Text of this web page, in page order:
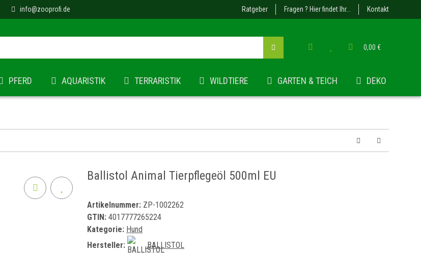
Ratgeber Fragen ? Hier findet Ihr... Kontakt
info@zooprofi.de
0,00 €
PFERD AQUARISTIK TERRARISTIK WILDTIERE GARTEN & TEICH DEKO
Ballistol Animal Tierpflegeöl 500ml EU
Artikelnummer: ZP-1002262
GTIN: 4017777265224
Kategorie: Hund
Hersteller:
BALLISTOL